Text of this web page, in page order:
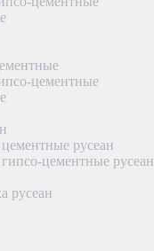
цементные
русеан
цементные русеан
русеан